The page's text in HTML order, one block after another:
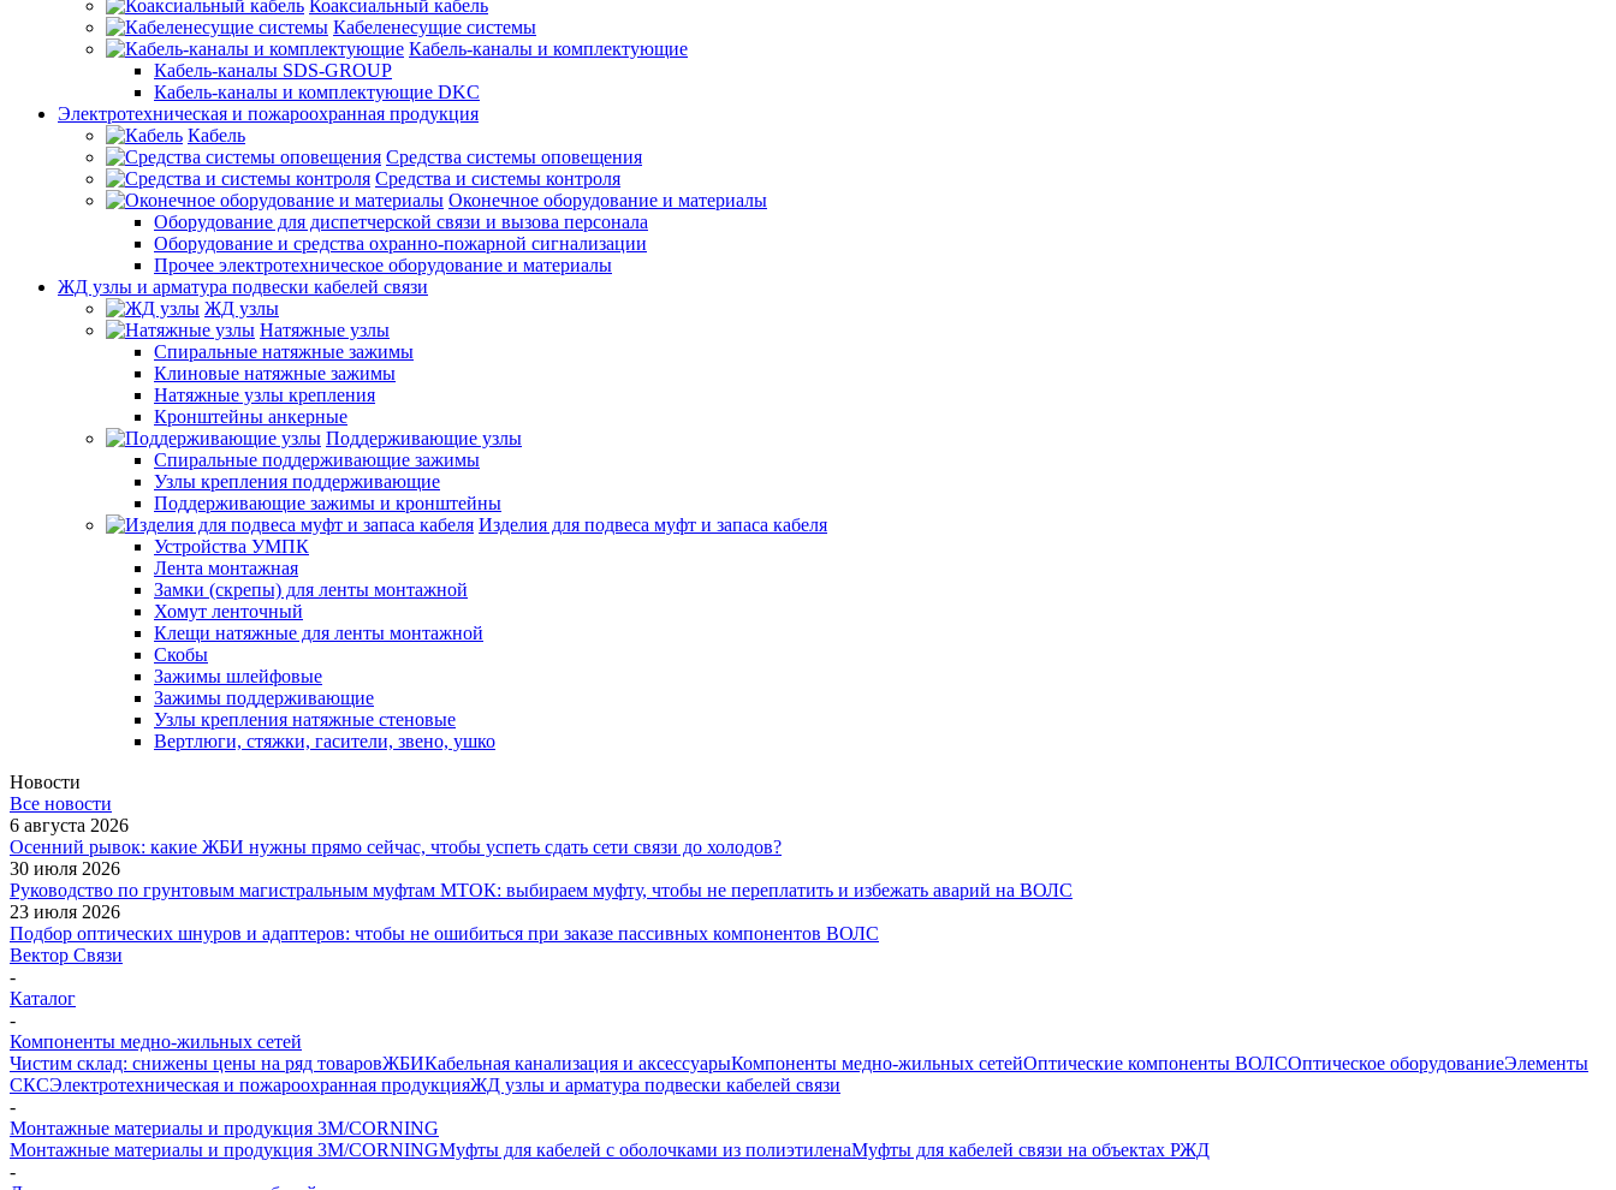
Коаксиальный кабель
Кабеленесущие системы
Кабель-каналы и комплектующие
Кабель-каналы SDS-GROUP
Кабель-каналы и комплектующие DKC
Электротехническая и пожароохранная продукция
Кабель
Средства системы оповещения
Средства и системы контроля
Оконечное оборудование и материалы
Оборудование для диспетчерской связи и вызова персонала
Оборудование и средства охранно-пожарной сигнализации
Прочее электротехническое оборудование и материалы
ЖД узлы и арматура подвески кабелей связи
ЖД узлы
Натяжные узлы
Спиральные натяжные зажимы
Клиновые натяжные зажимы
Натяжные узлы крепления
Кронштейны анкерные
Поддерживающие узлы
Спиральные поддерживающие зажимы
Узлы крепления поддерживающие
Поддерживающие зажимы и кронштейны
Изделия для подвеса муфт и запаса кабеля
Устройства УМПК
Лента монтажная
Замки (скрепы) для ленты монтажной
Хомут ленточный
Клещи натяжные для ленты монтажной
Скобы
Зажимы шлейфовые
Зажимы поддерживающие
Узлы крепления натяжные стеновые
Вертлюги, стяжки, гасители, звено, ушко
Новости
Все новости
6 августа 2026
Осенний рывок: какие ЖБИ нужны прямо сейчас, чтобы успеть сдать сети связи до холодов?
30 июля 2026
Руководство по грунтовым магистральным муфтам МТОК: выбираем муфту, чтобы не переплатить и избежать аварий на ВОЛС
23 июля 2026
Подбор оптических шнуров и адаптеров: чтобы не ошибиться при заказе пассивных компонентов ВОЛС
Вектор Связи
-
Каталог
-
Компоненты медно-жильных сетей
Чистим склад: снижены цены на ряд товаровЖБИКабельная канализация и аксессуарыКомпоненты медно-жильных сетейОптические компоненты ВОЛСОптическое оборудованиеЭлементы
СКСЭлектротехническая и пожароохранная продукцияЖД узлы и арматура подвески кабелей связи
-
Монтажные материалы и продукция 3M/CORNING
Монтажные материалы и продукция 3M/CORNINGМуфты для кабелей с оболочками из полиэтиленаМуфты для кабелей связи на объектах РЖД
-